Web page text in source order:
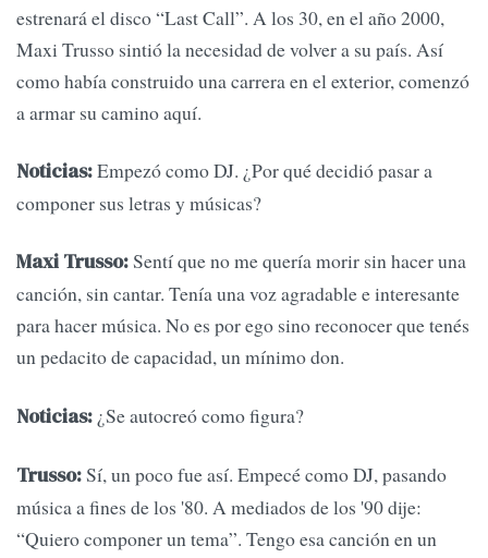
estrenará el disco “Last Call”. A los 30, en el año 2000,
Maxi Trusso sintió la necesidad de volver a su país. Así
como había construido una carrera en el exterior, comenzó
a armar su camino aquí.
Noticias:Empezó como DJ. ¿Por qué decidió pasar a
componer sus letras y músicas?
Maxi Trusso:Sentí que no me quería morir sin hacer una
canción, sin cantar. Tenía una voz agradable e interesante
para hacer música. No es por ego sino reconocer que tenés
un pedacito de capacidad, un mínimo don.
Noticias: ¿Se autocreó como figura?
Trusso:Sí, un poco fue así. Empecé como DJ, pasando
música a fines de los '80. A mediados de los '90 dije:
“Quiero componer un tema”. Tengo esa canción en un